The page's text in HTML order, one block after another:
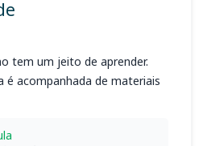
tem um jeito de aprender.
é acompanhada de materiais